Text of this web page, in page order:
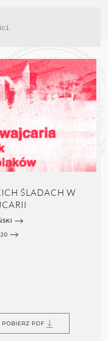
ŚLADACH W
20
POBIERZ PDF